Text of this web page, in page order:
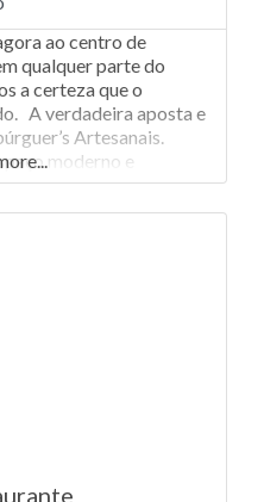
ao centro de
qualquer parte do
a certeza que o
A verdadeira aposta e
Artesanais.
moderno e
falando da qualidade da
toda